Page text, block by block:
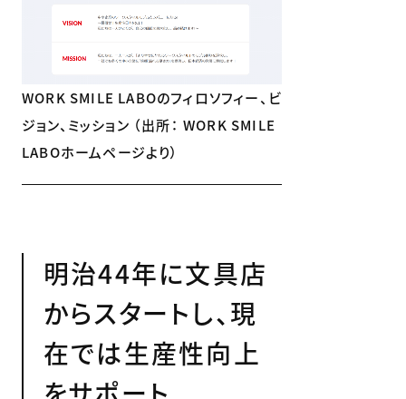
WORK SMILE LABOのフィロソフィー、ビ
ジョン、ミッション （出所： WORK SMILE
LABOホームページより）
明治44年に文具店
からスタートし、現
在では生産性向上